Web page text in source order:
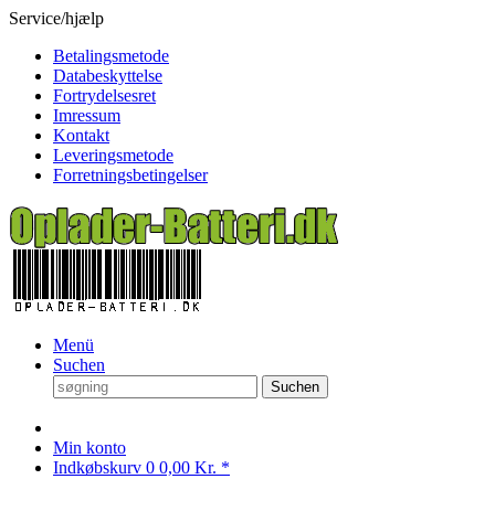
Service/hjælp
Betalingsmetode
Databeskyttelse
Fortrydelsesret
Imressum
Kontakt
Leveringsmetode
Forretningsbetingelser
Menü
Suchen
Suchen
Min konto
Indkøbskurv 0 0,00 Kr. *